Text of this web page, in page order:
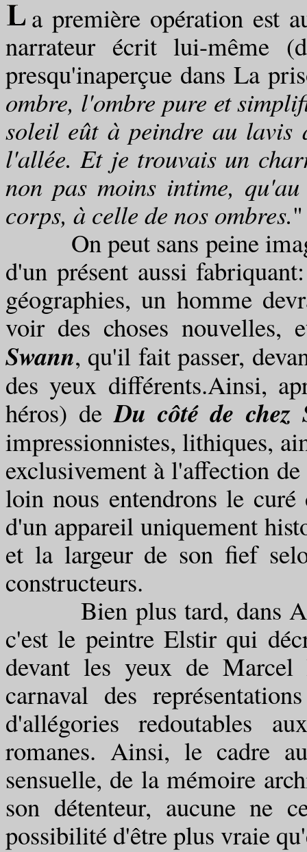
a première opération est
narrateur écrit lui-même
presqu'inaperçue dans La
ombre, l'ombre pure et
soleil eût à peindre au lavis
l'allée. Et je trouvais un
non pas moins intime,
corps, à celle de nos ombres."
On peut sans peine
d'un présent aussi
géographies, un homme
voir des choses
Swann, qu'il fait passer,
des yeux différents.Ainsi,
héros) deDu côté de chez
impressionnistes, lithiques,
exclusivement à l'affection
loin nous entendrons le
d'un appareil uniquement
et la largeur de son fief
constructeurs.
Bien plus tard, dans A
c'est le peintre Elstir qui
devant les yeux de Marcel
carnaval des
d'allégories redoutables
romanes. Ainsi, le cadre
sensuelle, de la mémoire
son détenteur, aucune ne
possibilité d'être plus vraie